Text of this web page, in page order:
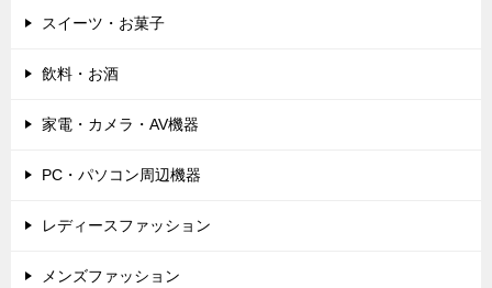
スイーツ・お菓子
飲料・お酒
家電・カメラ・AV機器
PC・パソコン周辺機器
レディースファッション
メンズファッション